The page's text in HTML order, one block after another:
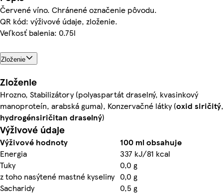
Červené víno. Chránené označenie pôvodu.
QR kód: výživové údaje, zloženie.
Veľkosť balenia: 0.75l
Zloženie
Zloženie
Hrozno, Stabilizátory (polyaspartát draselný, kvasinkový
manoproteín, arabská guma), Konzervačné látky (oxid siričitý,
hydrogénsiričitan draselný)
Výživové údaje
Výživové hodnoty
100 ml obsahuje
Energia
337 kJ/81 kcal
Tuky
0,0 g
z toho nasýtené mastné kyseliny 0,0 g
Sacharidy
0,5 g